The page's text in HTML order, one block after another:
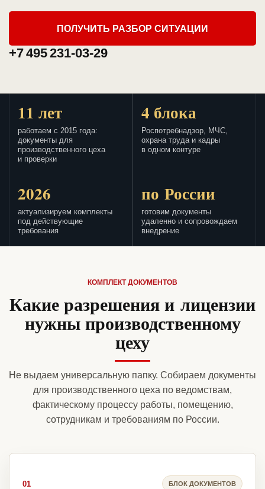
ПОЛУЧИТЬ РАЗБОР СИТУАЦИИ
+7 495 231-03-29
11 лет
работаем с 2015 года:
документы для
производственного цеха
и проверки
4 блока
Роспотребнадзор, МЧС,
охрана труда и кадры
в одном контуре
2026
актуализируем комплекты
под действующие
требования
по России
готовим документы
удаленно и сопровождаем
внедрение
КОМПЛЕКТ ДОКУМЕНТОВ
Какие разрешения и лицензии
нужны производственному
цеху
Не выдаем универсальную папку. Собираем документы
для производственного цеха по ведомствам,
фактическому процессу работы, помещению,
сотрудникам и требованиям по России.
01 БЛОК ДОКУМЕНТОВ